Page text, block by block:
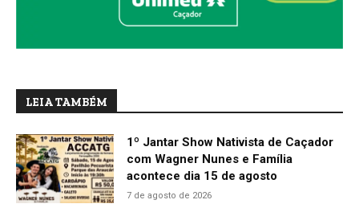
LEIA TAMBÉM
1º Jantar Show Nativista de Caçador
com Wagner Nunes e Família
acontece dia 15 de agosto
7 de agosto de 2026